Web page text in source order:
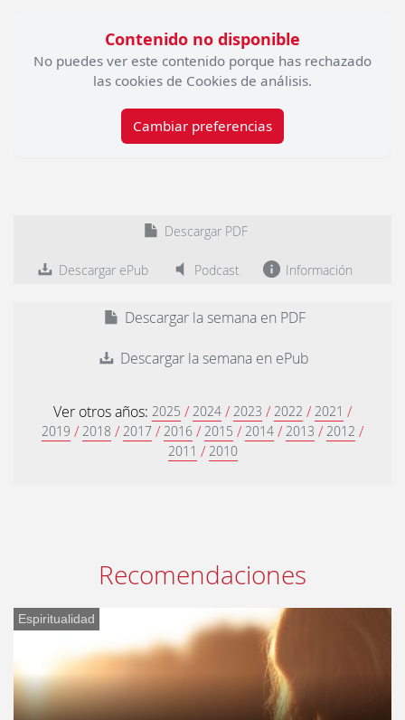
Contenido no disponible
No puedes ver este contenido porque has rechazado
las cookies de Cookies de análisis.
Cambiar preferencias
Descargar PDF
Descargar ePub Podcast Información
Descargar la semana en PDF
Descargar la semana en ePub
Ver otros años: 2025 / 2024 / 2023 / 2022 / 2021 /
2019 / 2018 / 2017 / 2016 / 2015 / 2014 / 2013 / 2012 /
2011 / 2010
Recomendaciones
Espiritualidad